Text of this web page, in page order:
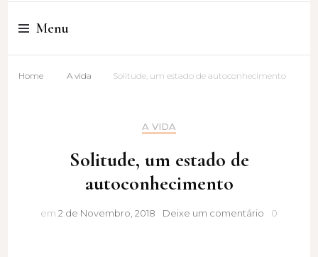
Cristina Amaro
Menu
Home A vida Solitude, um estado de autoconhecimento
A VIDA
Solitude, um estado de
autoconhecimento
em 2 de Novembro, 2018 Deixe um comentário Solitude,
0